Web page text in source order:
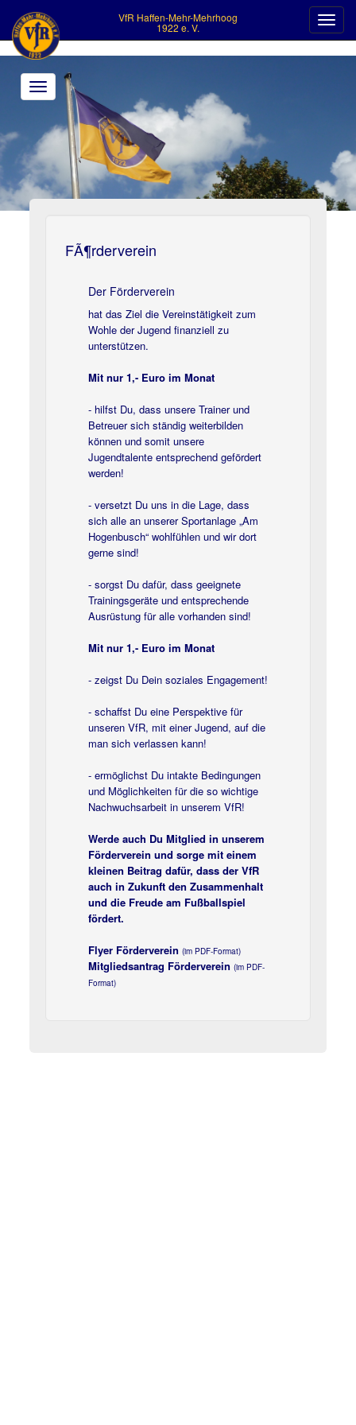
VfR Haffen-Mehr-Mehrhoog
1922 e. V.
Toggle
navigation
FÃ¶rderverein
Der Förderverein
hat das Ziel die Vereinstätigkeit zum
Wohle der Jugend finanziell zu
unterstützen.
Mit nur 1,- Euro im Monat
- hilfst Du, dass unsere Trainer und
Betreuer sich ständig weiterbilden
können und somit unsere
Jugendtalente entsprechend gefördert
werden!
- versetzt Du uns in die Lage, dass
sich alle an unserer Sportanlage „Am
Hogenbusch“ wohlfühlen und wir dort
gerne sind!
- sorgst Du dafür, dass geeignete
Trainingsgeräte und entsprechende
Ausrüstung für alle vorhanden sind!
Mit nur 1,- Euro im Monat
- zeigst Du Dein soziales Engagement!
- schaffst Du eine Perspektive für
unseren VfR, mit einer Jugend, auf die
man sich verlassen kann!
- ermöglichst Du intakte Bedingungen
und Möglichkeiten für die so wichtige
Nachwuchsarbeit in unserem VfR!
Werde auch Du Mitglied in unserem
Förderverein und sorge mit einem
kleinen Beitrag dafür, dass der VfR
auch in Zukunft den Zusammenhalt
und die Freude am Fußballspiel
fördert.
Flyer Förderverein (im PDF-Format)
Mitgliedsantrag Förderverein (im PDF-
Format)